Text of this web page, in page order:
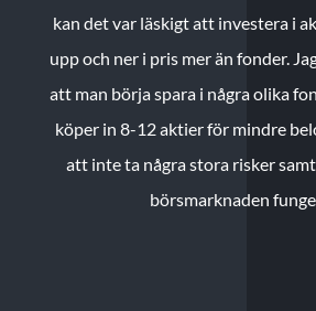
kan det var läskigt att investera i
upp och ner i pris mer än fonder.
att man börja spara i några olika
köper in 8-12 aktier för mindre
att inte ta några stora risker
börsmarknaden